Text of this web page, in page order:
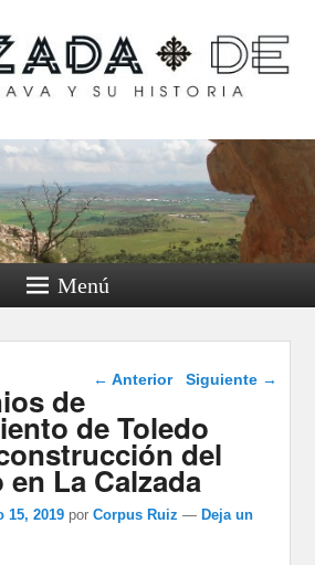
de Calatrava y
historia
Menú
Navegación de
entradas
← Anterior Siguiente →
de
de Toledo
del
La Calzada
15, 2019 porCorpus Ruiz — Deja un